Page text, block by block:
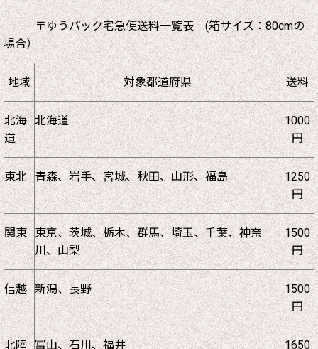
〒ゆうパック宅急便送料一覧表 (箱サイズ：80cmの
場合）
地域 対象都道府県 送料
北海
道
北海道
1000
円
東北 青森、岩手、宮城、秋田、山形、福島
1250
円
関東 東京、茨城、栃木、群馬、埼玉、千葉、神奈
川、山梨
1500
円
信越 新潟、長野
1500
円
北陸 富山、石川、福井 1650